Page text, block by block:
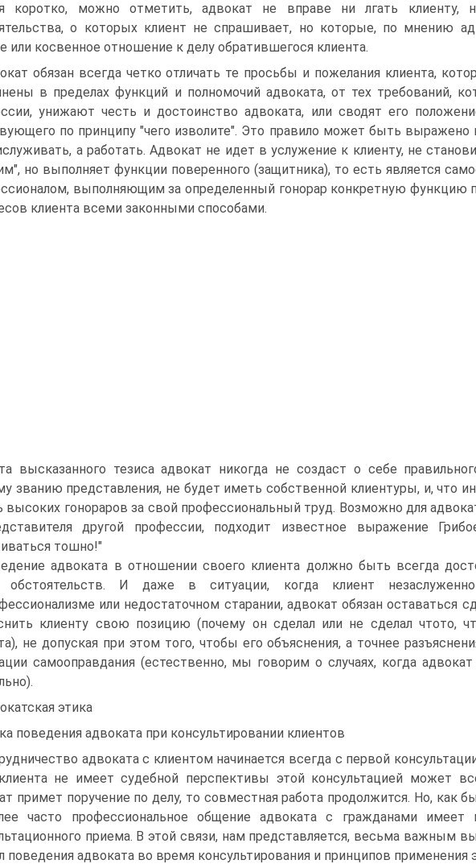
коротко, можно отметить, адвокат не вправе ни лгать клиенту,
о которых клиент не спрашивает, но которые, по мнению
или косвенное отношение к делу обратившегося клиента.
обязан всегда четко отличать те просьбы и пожелания клиента,
в пределах функций и полномочий адвоката, от тех требований,
унижают честь и достоинство адвоката, или сводят его
по принципу "чего изволите". Это правило может быть выражено
а работать. Адвокат не идет в услужение к клиенту, не
но выполняет функции поверенного (защитника), то есть является
выполняющим за определенный гонорар конкретную функцию
клиента всеми законными способами.
высказанного тезиса адвокат никогда не создаст о себе
званию представления, не будет иметь собственной клиентуры, и, что
высоких гонораров за свой профессиональный труд. Возможно для
другой профессии, подходит известное выражение
тошно!"
адвоката в отношении своего клиента должно быть всегда
обстоятельств. И даже в ситуации, когда клиент
или недостаточном старании, адвокат обязан оставаться
клиенту свою позицию (почему он сделал или не сделал чтото,
не допуская при этом того, чтобы его объяснения, а точнее
самооправдания (естественно, мы говорим о случаях, когда адвокат
этика
поведения адвоката при консультировании клиентов
адвоката с клиентом начинается всегда с первой
не имеет судебной перспективы этой консультацией может
примет поручение по делу, то совместная работа продолжится. Но, как
часто профессиональное общение адвоката с гражданами
приема. В этой связи, нам представляется, весьма важным
поведения адвоката во время консультирования и принципов применения